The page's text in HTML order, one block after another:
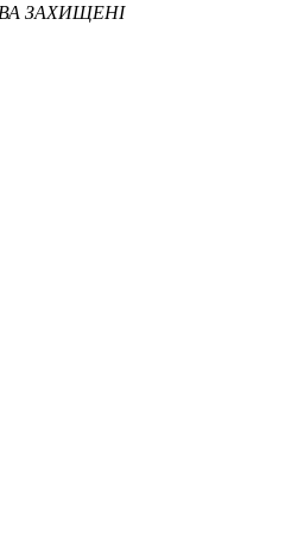
ЗАХИЩЕНІ